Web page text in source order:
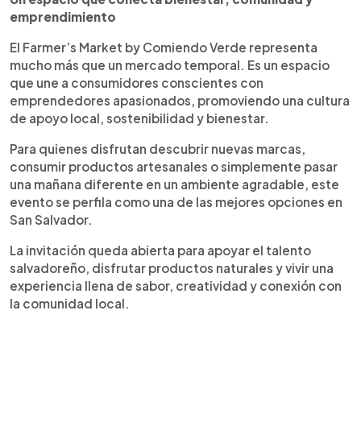
emprendimiento
El Farmer’s Market by Comiendo Verde representa
mucho más que un mercado temporal. Es un espacio
que une a consumidores conscientes con
emprendedores apasionados, promoviendo una cultura
de apoyo local, sostenibilidad y bienestar.
Para quienes disfrutan descubrir nuevas marcas,
consumir productos artesanales o simplemente pasar
una mañana diferente en un ambiente agradable, este
evento se perfila como una de las mejores opciones en
San Salvador.
La invitación queda abierta para apoyar el talento
salvadoreño, disfrutar productos naturales y vivir una
experiencia llena de sabor, creatividad y conexión con
la comunidad local.